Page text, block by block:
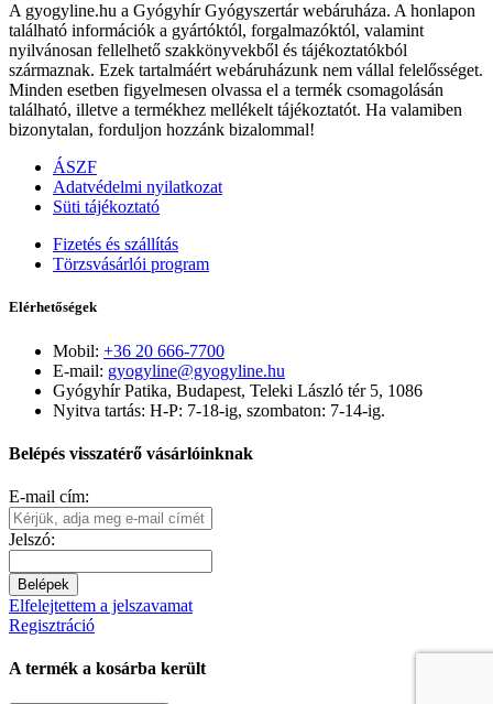
A gyogyline.hu a Gyógyhír Gyógyszertár webáruháza. A honlapon
található információk a gyártóktól, forgalmazóktól, valamint
nyilvánosan fellelhető szakkönyvekből és tájékoztatókból
származnak. Ezek tartalmáért webáruházunk nem vállal felelősséget.
Minden esetben figyelmesen olvassa el a termék csomagolásán
található, illetve a termékhez mellékelt tájékoztatót. Ha valamiben
bizonytalan, forduljon hozzánk bizalommal!
ÁSZF
Adatvédelmi nyilatkozat
Süti tájékoztató
Fizetés és szállítás
Törzsvásárlói program
Elérhetőségek
Mobil: +36 20 666-7700
E-mail: gyogyline@gyogyline.hu
Gyógyhír Patika, Budapest, Teleki László tér 5, 1086
Nyitva tartás: H-P: 7-18-ig, szombaton: 7-14-ig.
Belépés visszatérő vásárlóinknak
E-mail cím:
Jelszó:
Belépek
Elfelejtettem a jelszavamat
Regisztráció
A termék a kosárba került